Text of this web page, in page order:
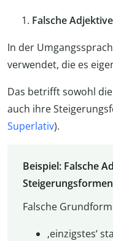
Falsche
In der
verwendet, die es
Das betrifft sowohl
auch ihre
Superlativ).
Beispiel: Falsche
Falsche
‚einzigstes‘